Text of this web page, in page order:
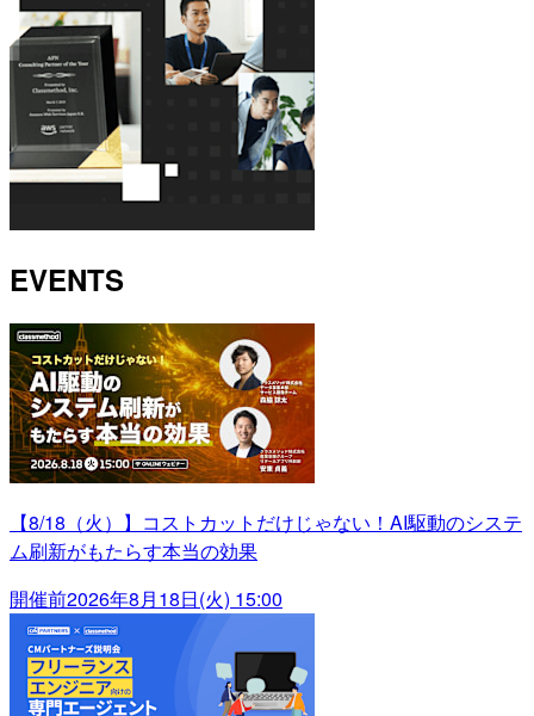
EVENTS
【8/18（火）】コストカットだけじゃない！AI駆動のシステ
ム刷新がもたらす本当の効果
開催前2026年8月18日(火) 15:00